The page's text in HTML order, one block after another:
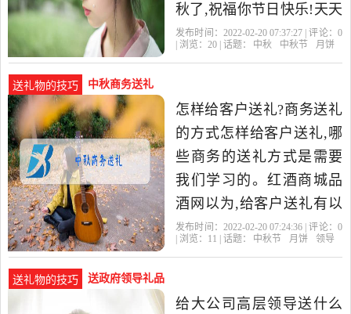
秋了,祝福你节日快乐!天天
拥有一份好心情,记得给我
发布时间：2022-02-20 07:37:27 | 评论： 0
| 浏览： 20 | 话题： 中秋 中秋节 月饼
送礼物的技巧 中秋商务送礼
怎样给客户送礼?商务送礼
的方式怎样给客户送礼,哪
些商务的送礼方式是需要
我们学习的。红酒商城品
酒网以为,给客户送礼有以
下一些规则可以参考: 怎样
发布时间：2022-02-20 07:24:36 | 评论： 0
| 浏览： 11 | 话题： 中秋节 月饼 领导
送礼物的技巧 送政府领导礼品
给大公司高层领导送什么